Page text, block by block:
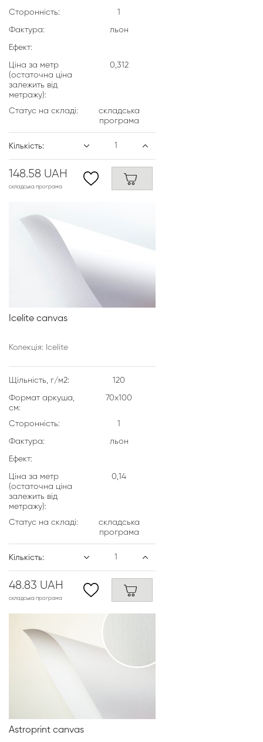
Сторонність:
1
Фактура: льон
Ефект:
Ціна за метр
(остаточна ціна
залежить від
метражу):
0,312
Статус на складі:
складська
програма
Кількість:
148.58 UAH
складська програма
Icelite canvas
Колекція: Icelite
Щільність, г/м2: 120
Формат аркуша,
см:
70х100
Сторонність: 1
Фактура: льон
Ефект:
Ціна за метр
(остаточна ціна
залежить від
метражу):
0,14
Статус на складі:
складська
програма
Кількість:
48.83 UAH
складська програма
Astroprint canvas